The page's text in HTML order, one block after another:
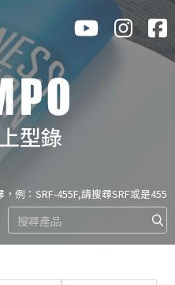
型錄
例：SRF-455F,請搜尋SRF或是455